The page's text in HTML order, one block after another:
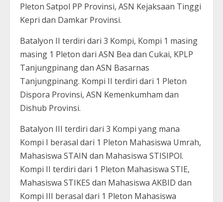
Pleton Satpol PP Provinsi, ASN Kejaksaan Tinggi
Kepri dan Damkar Provinsi.
Batalyon II terdiri dari 3 Kompi, Kompi 1 masing
masing 1 Pleton dari ASN Bea dan Cukai, KPLP
Tanjungpinang dan ASN Basarnas
Tanjungpinang. Kompi II terdiri dari 1 Pleton
Dispora Provinsi, ASN Kemenkumham dan
Dishub Provinsi.
Batalyon III terdiri dari 3 Kompi yang mana
Kompi I berasal dari 1 Pleton Mahasiswa Umrah,
Mahasiswa STAIN dan Mahasiswa STISIPOl.
Kompi II terdiri dari 1 Pleton Mahasiswa STIE,
Mahasiswa STIKES dan Mahasiswa AKBID dan
Kompi III berasal dari 1 Pleton Mahasiswa